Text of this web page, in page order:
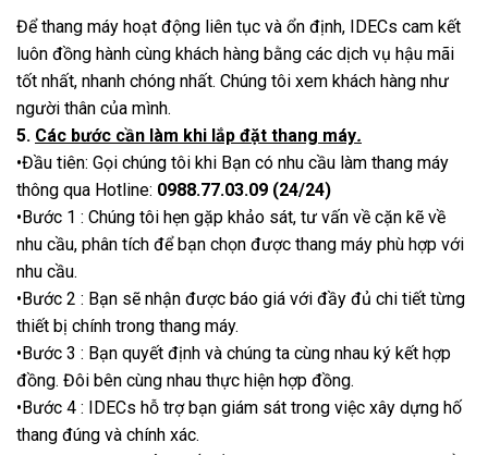
Để thang máy hoạt động liên tục và ổn định, IDECs cam kết
luôn đồng hành cùng khách hàng bằng các dịch vụ hậu mãi
tốt nhất, nhanh chóng nhất. Chúng tôi xem khách hàng như
người thân của mình.
5. Các bước cần làm khi lắp đặt thang máy.
•Đầu tiên: Gọi chúng tôi khi Bạn có nhu cầu làm thang máy
thông qua Hotline: 0988.77.03.09 (24/24)
•Bước 1 : Chúng tôi hẹn gặp khảo sát, tư vấn về cặn kẽ về
nhu cầu, phân tích để bạn chọn được thang máy phù hợp với
nhu cầu.
•Bước 2 : Bạn sẽ nhận được báo giá với đầy đủ chi tiết từng
thiết bị chính trong thang máy.
•Bước 3 : Bạn quyết định và chúng ta cùng nhau ký kết hợp
đồng. Đôi bên cùng nhau thực hiện hợp đồng.
•Bước 4 : IDECs hỗ trợ bạn giám sát trong việc xây dựng hố
thang đúng và chính xác.